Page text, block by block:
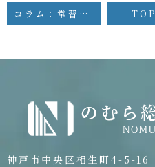
コラム：常習累犯窃盗の要件と刑罰
神戸市中央区相生町4-5-16